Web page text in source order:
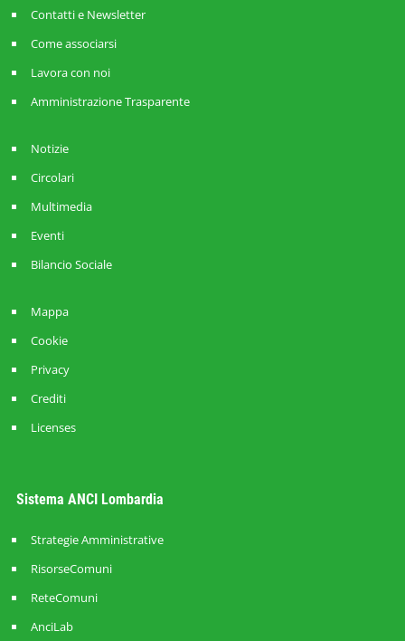
Contatti e Newsletter
Come associarsi
Lavora con noi
Amministrazione Trasparente
Notizie
Circolari
Multimedia
Eventi
Bilancio Sociale
Mappa
Cookie
Privacy
Crediti
Licenses
Sistema ANCI Lombardia
Strategie Amministrative
RisorseComuni
ReteComuni
AnciLab